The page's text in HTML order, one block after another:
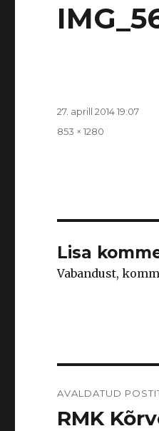
Postitatud
27. aprill 2014 19:07
Täissuurus
853 × 1280
Lisa
Vabandust,
AVALDATUD
RMK